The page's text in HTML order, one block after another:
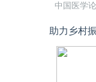
中国医学
助力乡村